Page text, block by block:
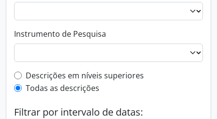
Instrumento de Pesquisa
Filtro de descrição de nível superior
Descrições em níveis superiores
Todas as descrições
Filtrar por intervalo de datas: